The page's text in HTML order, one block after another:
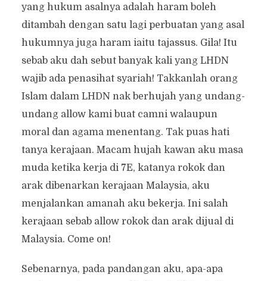
yang hukum asalnya adalah haram boleh
ditambah dengan satu lagi perbuatan yang asal
hukumnya juga haram iaitu tajassus. Gila! Itu
sebab aku dah sebut banyak kali yang LHDN
wajib ada penasihat syariah! Takkanlah orang
Islam dalam LHDN nak berhujah yang undang-
undang allow kami buat camni walaupun
moral dan agama menentang. Tak puas hati
tanya kerajaan. Macam hujah kawan aku masa
muda ketika kerja di 7E, katanya rokok dan
arak dibenarkan kerajaan Malaysia, aku
menjalankan amanah aku bekerja. Ini salah
kerajaan sebab allow rokok dan arak dijual di
Malaysia. Come on!
Sebenarnya, pada pandangan aku, apa-apa